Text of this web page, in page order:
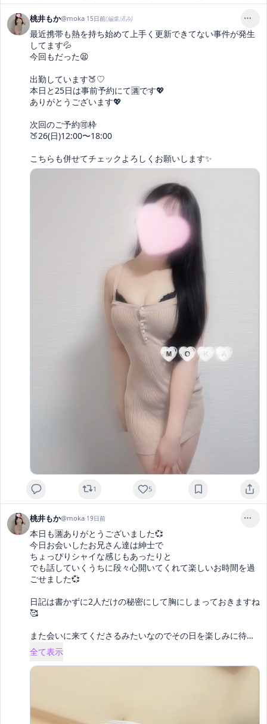
桃井もか@moka·15日前(編集済み)
最近携帯も熱を持ち始めて上手く更新できてない事件が発生
してます💦
今回もだった😫
出勤しています🍑♡
本日と25日は事前予約にて🈵です💖
ありがとうございます💖
次回のご予約🉑枠
🍑26(日)12:00〜18:00
こちらも併せてチェックよろしくお願いします✨
1 5
桃井もか@moka·19日前
本日も🈵ありがとうございました💞
今日お会いしたお兄さん達は紳士で
ちょっぴりシャイな感じもあったりと
でも話していくうちに段々心開いてくれて楽しいお時間を過
ごせました💞
日記は書かずに2人だけの秘密にして胸にしまっておきますね
🥰
また会いに来てくださるみたいなのでその日を楽しみに待…
全て表示